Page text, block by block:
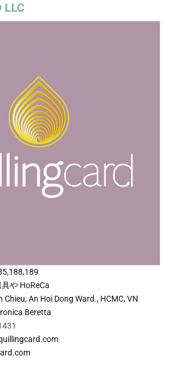
LLC
や HoReCa
Chieu, An Hoi Dong Ward., HCMC, VN
Beretta